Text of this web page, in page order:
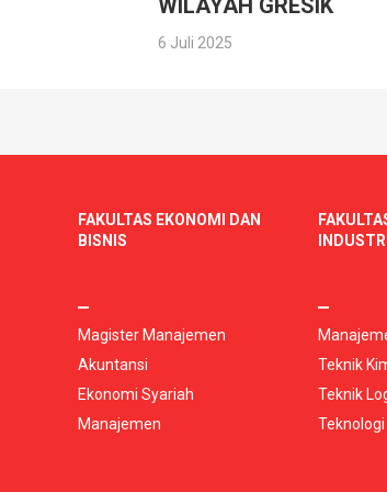
WILAYAH GRESIK
6 Juli 2025
FAKULTAS EKONOMI DAN
BISNIS
Magister Manajemen
Akuntansi
Ekonomi Syariah
Manajemen
Teknik
Teknik